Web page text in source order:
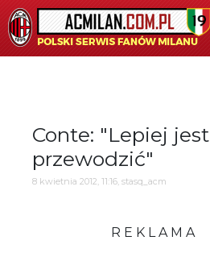
Conte: "Lepiej jest
przewodzić"
8 kwietnia 2012, 11:16, stasq_acm
R E K L A M A